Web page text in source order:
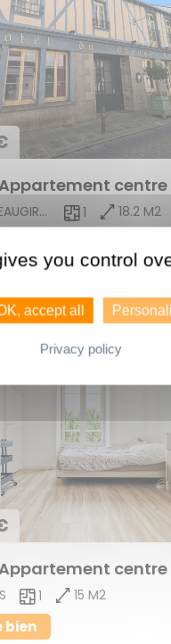
1 18.2 M2
1 15 M2
bien
you control
accept all
Privacy policy